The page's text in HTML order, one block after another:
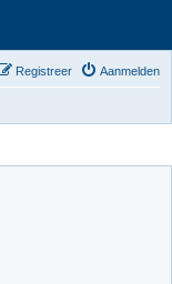
Aanmelden
Registreer